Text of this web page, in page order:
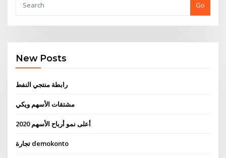
Go
New Posts
رابطة منتجي النفط
مشتقات الأسهم ويكي
أعلى نمو أرباح الأسهم 2020
تجارة demokonto